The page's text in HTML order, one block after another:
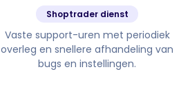
Shoptrader dienst
Vaste support-uren met periodiek
overleg en snellere afhandeling van
bugs en instellingen.